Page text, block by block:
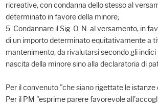
ricreative, con condanna dello stesso al
determinato in favore della minore;
5. Condannare il Sig. O. N. al versamento, in
di un importo determinato equitativamente a
mantenimento, da rivalutarsi secondo gli indici
nascita della minore sino alla declaratoria di
Per il convenuto "che siano rigettate le
Per il PM "esprime parere favorevole